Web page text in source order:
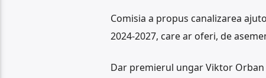
Comisia a propus canalizarea
2024-2027, care ar oferi, de
Dar premierul ungar Viktor Orban